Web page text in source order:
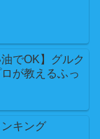
でOK】グルク
が教えるふっ
キング